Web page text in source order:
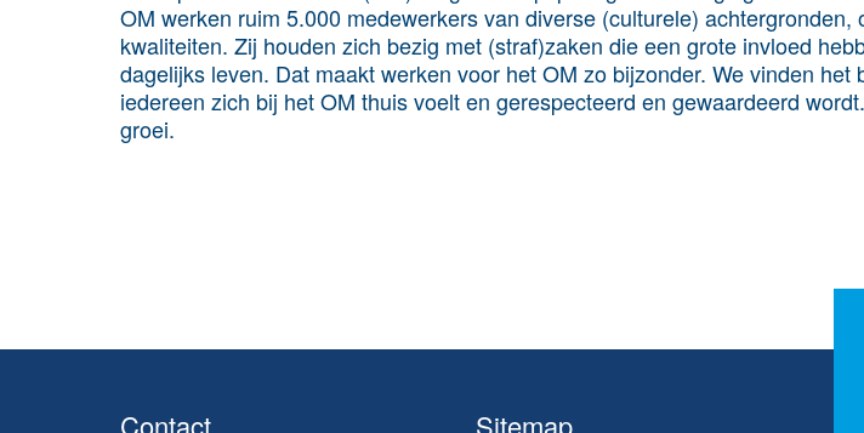
OM werken ruim 5.000 medewerkers van diverse (culturele) achtergronden,
kwaliteiten. Zij houden zich bezig met (straf)zaken die een grote invloed
dagelijks leven. Dat maakt werken voor het OM zo bijzonder. We vinden het
iedereen zich bij het OM thuis voelt en gerespecteerd en gewaardeerd
groei.
Contact Sitemap